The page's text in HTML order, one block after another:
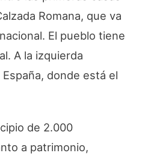
Romana, que va
El pueblo tiene
A la izquierda
donde está el
de 2.000
a patrimonio,